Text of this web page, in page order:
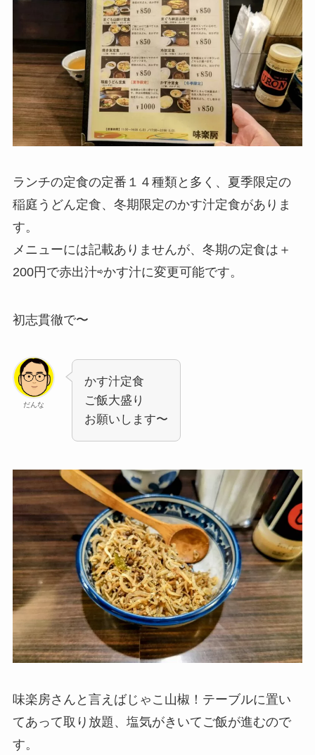
ランチの定食の定番１４種類と多く、夏季限定の
稲庭うどん定食、冬期限定のかす汁定食がありま
す。
メニューには記載ありませんが、冬期の定食は＋
200円で赤出汁⇨かす汁に変更可能です。
初志貫徹で〜
だんな
かす汁定食
ご飯大盛り
お願いします〜
味楽房さんと言えばじゃこ山椒！テーブルに置い
てあって取り放題、塩気がきいてご飯が進むので
す。